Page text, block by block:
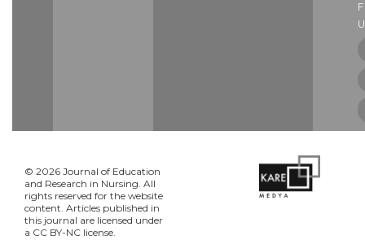
© 2026 Journal of Education
and Research in Nursing. All
rights reserved for the website
content. Articles published in
this journal are licensed under
a CC BY-NC license.